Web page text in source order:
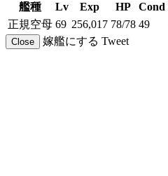
艦種 Lv Exp HP Cond
正規空母 69 256,017 78/78 49
Close 嫁艦にする Tweet